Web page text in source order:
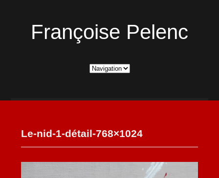
Françoise Pelenc
Le-nid-1-détail-768×1024